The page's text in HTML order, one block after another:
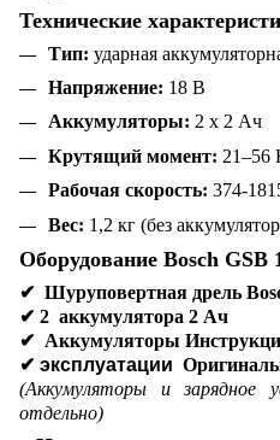
Технические
Тип: ударная
Напряжение: 18 В
Аккумуляторы: 2 x 2 Ач
Крутящий момент: 21–56
Рабочая скорость: 374-
Вес: 1,2 кг (без
Оборудование Bosch GSB
✔ Шуруповертная дрель
✔ 2 аккумулятора 2 Ач
✔ Аккумуляторы
✔ эксплуатации
(Аккумуляторы и зарядное
отдельно)